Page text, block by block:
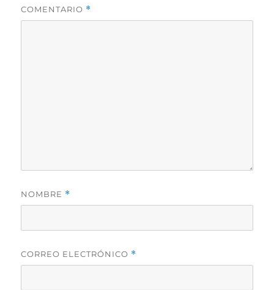
COMENTARIO *
NOMBRE *
CORREO ELECTRÓNICO *